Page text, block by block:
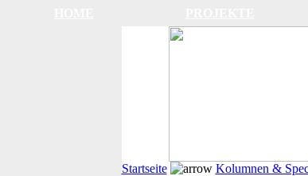
Startseite Kolumnen &